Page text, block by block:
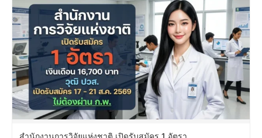
สำนักงานการวิจัยแห่งชาติ เปิดรับสมัคร 1 อัตรา